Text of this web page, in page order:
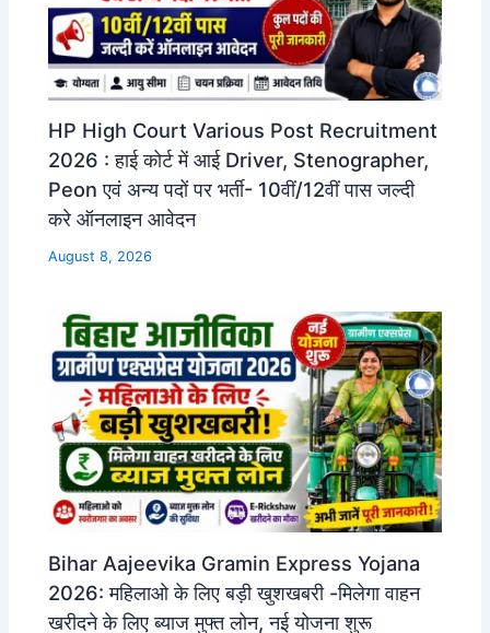
HP High Court Various Post Recruitment
2026 : हाई कोर्ट में आई Driver, Stenographer,
Peon एवं अन्य पदों पर भर्ती- 10वीं/12वीं पास जल्दी
करे ऑनलाइन आवेदन
August 8, 2026
Bihar Aajeevika Gramin Express Yojana
2026: महिलाओ के लिए बड़ी खुशखबरी -मिलेगा वाहन
खरीदने के लिए ब्याज मुफ्त लोन, नई योजना शुरू